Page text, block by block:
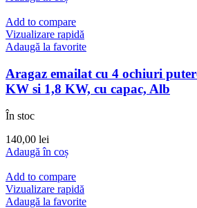
Add to compare
Vizualizare rapidă
Adaugă la favorite
Aragaz emailat cu 4 ochiuri
KW si 1,8 KW, cu capac, Alb
În stoc
140,00 lei
Adaugă în coș
Add to compare
Vizualizare rapidă
Adaugă la favorite